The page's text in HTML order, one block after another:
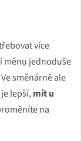
více
měnu jednoduše
směnárně ale
lepší, mít u
na